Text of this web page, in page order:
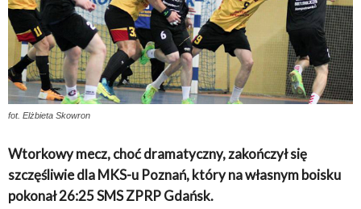
fot. Elżbieta Skowron
Wtorkowy mecz, choć dramatyczny, zakończył się
szczęśliwie dla MKS-u Poznań, który na własnym boisku
pokonał 26:25 SMS ZPRP Gdańsk.